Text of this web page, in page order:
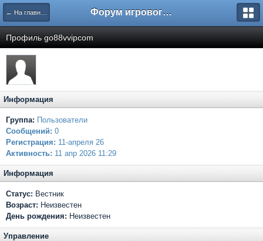
← На главную Форум игрового проекта Riverrise
Профиль go88vvipcom
Информация
Группа: Пользователи
Сообщений: 0
Регистрация: 11-апреля 26
Активность: 11 апр 2026 11:29
Информация
Статус: Вестник
Возраст: Неизвестен
День рождения: Неизвестен
Управление